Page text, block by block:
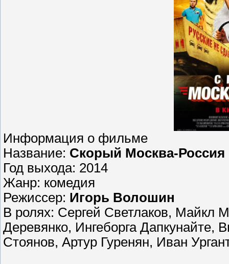
Информация о фильме
Название: Скорый Москва-Россия
Год выхода: 2014
Жанр: комедия
Режиссер: Игорь Волошин
В ролях: Сергей Светлаков, Майкл
Деревянко, Ингеборга
Стоянов, Артур Гуренян, Иван